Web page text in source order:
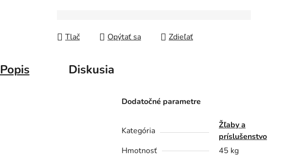
Tlač Opýtať sa Zdieľať
Popis Diskusia
Dodatočné parametre
Kategória
Žľaby a
príslušenstvo
Hmotnosť
45 kg